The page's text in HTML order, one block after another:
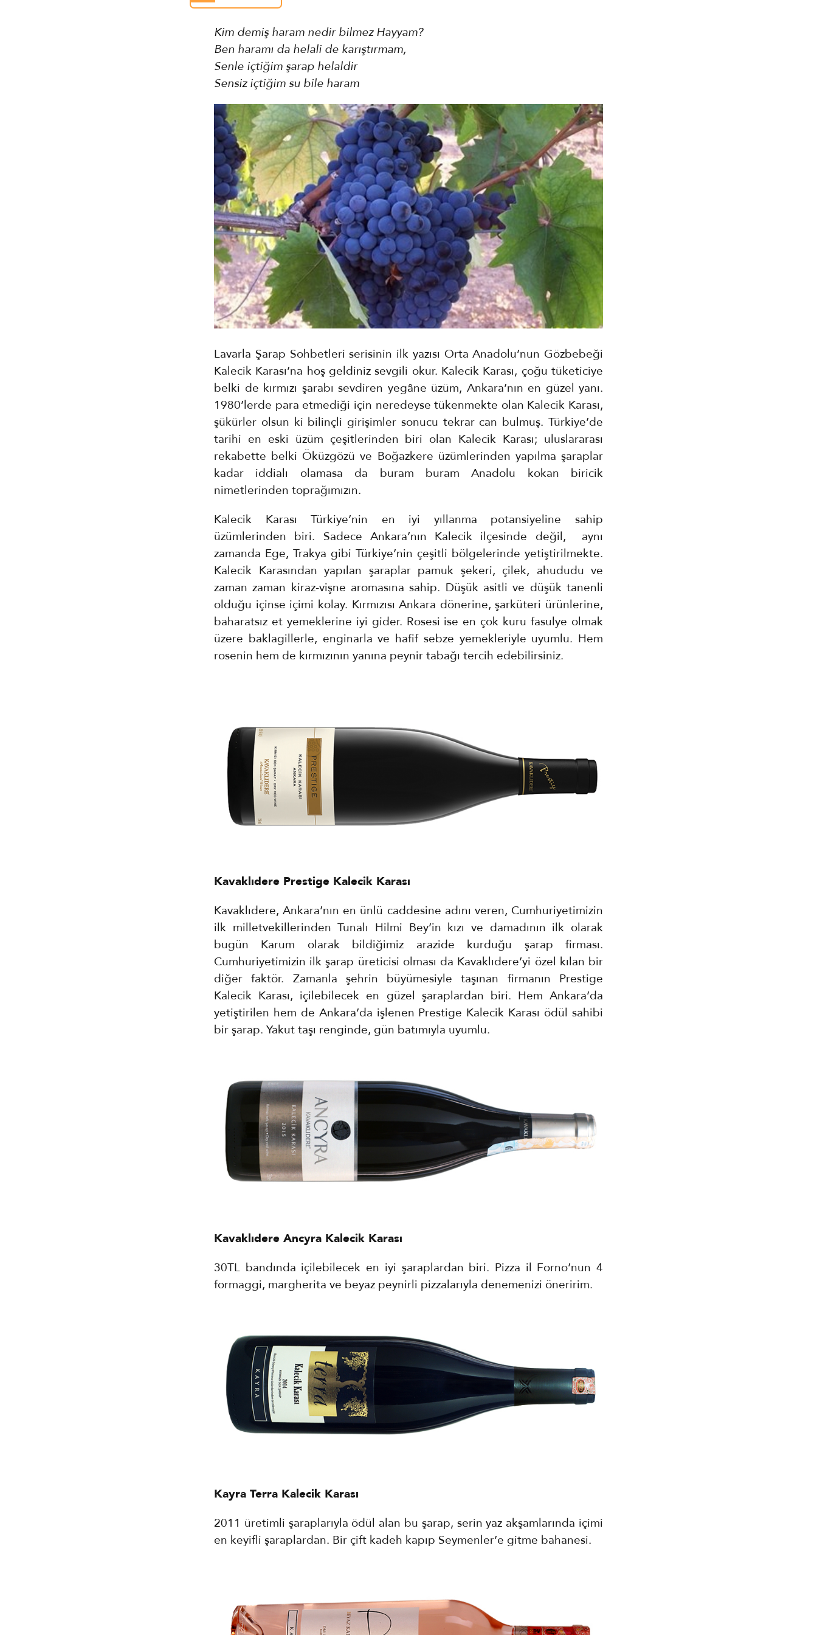
Kim demiş haram nedir bilmez Hayyam?
Ben haramı da helali de karıştırmam,
Senle içtiğim şarap helaldir
Sensiz içtiğim su bile haram
Lavarla Şarap Sohbetleri serisinin ilk yazısı Orta Anadolu’nun Gözbebeği
Kalecik Karası’na hoş geldiniz sevgili okur. Kalecik Karası, çoğu tüketiciye
belki de kırmızı şarabı sevdiren yegâne üzüm, Ankara’nın en güzel yanı.
1980’lerde para etmediği için neredeyse tükenmekte olan Kalecik Karası,
şükürler olsun ki bilinçli girişimler sonucu tekrar can bulmuş. Türkiye’de
tarihi en eski üzüm çeşitlerinden biri olan Kalecik Karası; uluslararası
rekabette belki Öküzgözü ve Boğazkere üzümlerinden yapılma şaraplar
kadar iddialı olamasa da buram buram Anadolu kokan biricik
nimetlerinden toprağımızın.
Kalecik Karası Türkiye’nin en iyi yıllanma potansiyeline sahip
üzümlerinden biri. Sadece Ankara’nın Kalecik ilçesinde değil, aynı
zamanda Ege, Trakya gibi Türkiye’nin çeşitli bölgelerinde yetiştirilmekte.
Kalecik Karasından yapılan şaraplar pamuk şekeri, çilek, ahududu ve
zaman zaman kiraz-vişne aromasına sahip. Düşük asitli ve düşük tanenli
olduğu içinse içimi kolay. Kırmızısı Ankara dönerine, şarküteri ürünlerine,
baharatsız et yemeklerine iyi gider. Rosesi ise en çok kuru fasulye olmak
üzere baklagillerle, enginarla ve hafif sebze yemekleriyle uyumlu. Hem
rosenin hem de kırmızının yanına peynir tabağı tercih edebilirsiniz.
Kavaklıdere Prestige Kalecik Karası
Kavaklıdere, Ankara’nın en ünlü caddesine adını veren, Cumhuriyetimizin
ilk milletvekillerinden Tunalı Hilmi Bey’in kızı ve damadının ilk olarak
bugün Karum olarak bildiğimiz arazide kurduğu şarap firması.
Cumhuriyetimizin ilk şarap üreticisi olması da Kavaklıdere’yi özel kılan bir
diğer faktör. Zamanla şehrin büyümesiyle taşınan firmanın Prestige
Kalecik Karası, içilebilecek en güzel şaraplardan biri. Hem Ankara’da
yetiştirilen hem de Ankara’da işlenen Prestige Kalecik Karası ödül sahibi
bir şarap. Yakut taşı renginde, gün batımıyla uyumlu.
Kavaklıdere Ancyra Kalecik Karası
30TL bandında içilebilecek en iyi şaraplardan biri. Pizza il Forno’nun 4
formaggi, margherita ve beyaz peynirli pizzalarıyla denemenizi öneririm.
Kayra Terra Kalecik Karası
2011 üretimli şaraplarıyla ödül alan bu şarap, serin yaz akşamlarında içimi
en keyifli şaraplardan. Bir çift kadeh kapıp Seymenler’e gitme bahanesi.